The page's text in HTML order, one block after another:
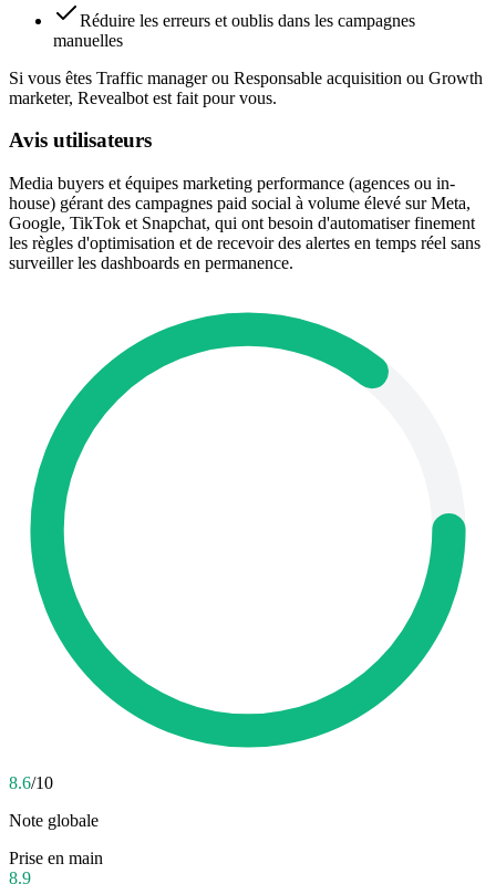
Réduire les erreurs et oublis dans les campagnes
manuelles
Si vous êtes Traffic manager ou Responsable acquisition ou Growth
marketer, Revealbot est fait pour vous.
Avis utilisateurs
Media buyers et équipes marketing performance (agences ou in-
house) gérant des campagnes paid social à volume élevé sur Meta,
Google, TikTok et Snapchat, qui ont besoin d'automatiser finement
les règles d'optimisation et de recevoir des alertes en temps réel sans
surveiller les dashboards en permanence.
8.6/10
Note globale
Prise en main
8.9